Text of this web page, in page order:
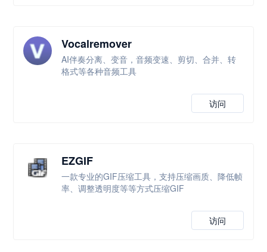
Vocalremover
AI伴奏分离、变音，音频变速、剪切、合并、转
格式等各种音频工具
访问
EZGIF
一款专业的GIF压缩工具，支持压缩画质、降低帧
率、调整透明度等等方式压缩GIF
访问